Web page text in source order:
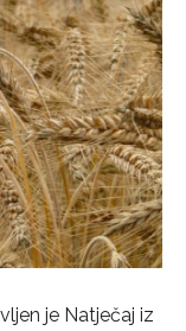
je Natječaj iz